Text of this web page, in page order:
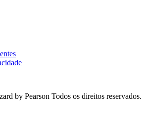
by Pearson Todos os direitos reservados.